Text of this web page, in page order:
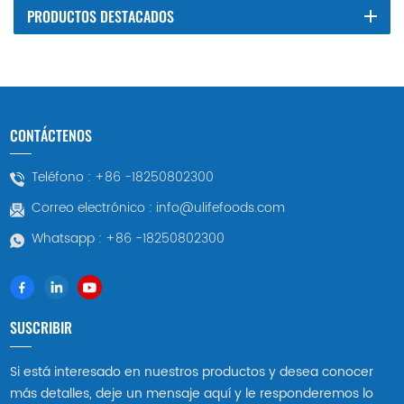
PRODUCTOS DESTACADOS
CONTÁCTENOS
Teléfono : +86 -18250802300
Correo electrónico : info@ulifefoods.com
Whatsapp : +86 -18250802300
SUSCRIBIR
Si está interesado en nuestros productos y desea conocer
más detalles, deje un mensaje aquí y le responderemos lo